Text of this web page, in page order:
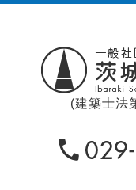
(建築士法